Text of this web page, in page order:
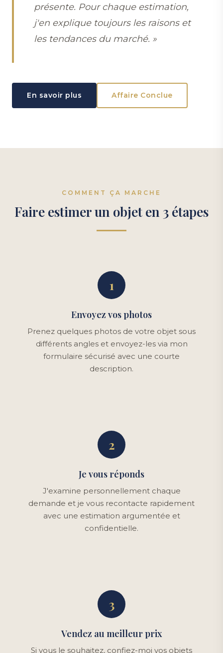
présente. Pour chaque estimation,
j'en explique toujours les raisons et
les tendances du marché. »
En savoir plus Affaire Conclue
COMMENT ÇA MARCHE
Faire estimer un objet en 3 étapes
1
Envoyez vos photos
Prenez quelques photos de votre objet sous
différents angles et envoyez-les via mon
formulaire sécurisé avec une courte
description.
2
Je vous réponds
J'examine personnellement chaque
demande et je vous recontacte rapidement
avec une estimation argumentée et
confidentielle.
3
Vendez au meilleur prix
Si vous le souhaitez, confiez-moi vos objets